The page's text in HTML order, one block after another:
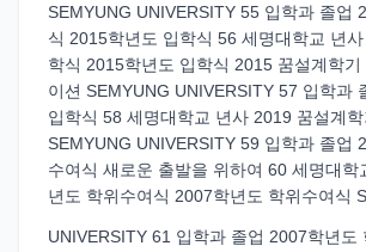
SEMYUNG UNIVERSITY 55 입학과 졸업
식 2015학년도 입학식 56 세명대학교 년
학식 2015학년도 입학식 2015 꿈설계학기
이션 SEMYUNG UNIVERSITY 57 입학과
입학식 58 세명대학교 년사 2019 꿈설계학
SEMYUNG UNIVERSITY 59 입학과 졸업
수여식 새로운 출발을 위하여 60 세명대학
년도 학위수여식 2007학년도 학위수여식
UNIVERSITY 61 입학과 졸업 2007학년도